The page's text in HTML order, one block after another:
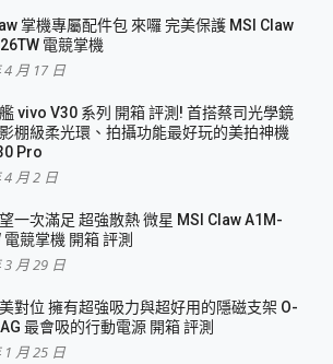
掌機專屬配件包 來囉 完美保護 MSI Claw
電競掌機
4 月 17 日
vivo V30 系列 開箱 評測! 首搭蔡司光學鏡
棚級柔光環、拍攝功能最好玩的美拍神機
Pro
4 月 2 日
一次滿足 超強散熱 微星 MSI Claw A1M-
電競掌機 開箱 評測
3 月 29 日
對位 擁有超強吸力與超好用的隱磁支架 O-
最會吸的行動電源 開箱 評測
1 月 25 日